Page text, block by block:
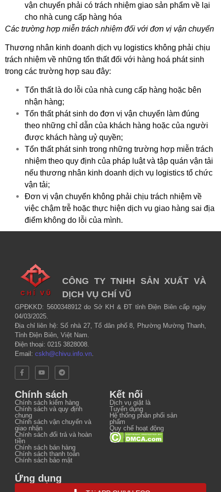
vận chuyển phải có trách nhiệm giao sản phẩm về lại
cho nhà cung cấp hàng hóa
Các trường hợp miễn trách nhiệm đối với đơn vị vận chuyển
Thương nhân kinh doanh dịch vụ logistics không phải chịu
trách nhiệm về những tổn thất đối với hàng hoá phát sinh
trong các trường hợp sau đây:
Tổn thất là do lỗi của nhà cung cấp hàng hoặc bên
nhận hàng;
Tổn thất phát sinh do đơn vị vận chuyển làm đúng
theo những chỉ dẫn của khách hàng hoặc của người
được khách hàng uỷ quyền;
Tổn thất phát sinh trong những trường hợp miễn trách
nhiệm theo quy định của pháp luật và tập quán vận tải
nếu thương nhân kinh doanh dịch vụ logistics tổ chức
vận tải;
Đơn vị vận chuyển không phải chịu trách nhiệm về
việc chậm trễ hoặc thực hiện dịch vụ giao hàng sai địa
điểm không do lỗi của mình.
CÔNG TY TNHH SẢN XUẤT VÀ
DỊCH VỤ CHÍ VŨ
GPĐKKD: 5600348912 do Sở KH & ĐT tỉnh Điện Biên cấp ngày
04/03/2025.
Địa chỉ liên hệ: Số nhà 27, Tổ dân phố 8, Phường Mường Thanh,
Tỉnh Điện Biên, Việt Nam.
Điện thoại: 0215 3828008.
Email: cskh@chivu.info.vn.
Chính sách
Chính sách kiểm hàng
Chính sách và quy định
chung
Chính sách vận chuyển và
giao nhận
Chính sách đổi trả và hoàn
tiền
Chính sách bán hàng
Chính sách thanh toán
Chính sách bảo mật
Kết nối
Dịch vụ giặt là
Tuyển dụng
Hệ thống phân phối sản
phẩm
Quy chế hoạt động
Nội quy
Ứng dụng